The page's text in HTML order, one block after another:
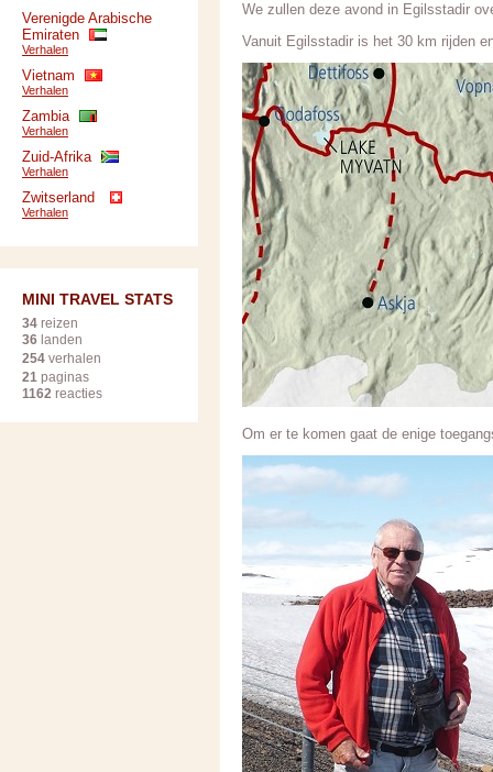
We zullen deze avond in Egilsstadir
Vanuit Egilsstadir is het 30 km rijden
Om er te komen gaat de enige
Verenigde Arabische
Emiraten
Verhalen
Vietnam
Verhalen
Zambia
Verhalen
Zuid-Afrika
Verhalen
Zwitserland
Verhalen
MINI TRAVEL STATS
34 reizen
36 landen
254 verhalen
21 paginas
1162 reacties